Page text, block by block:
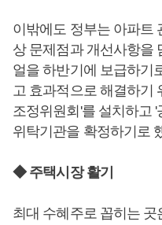
이밖에도 정부는 아파트
상 문제점과 개선사항을
얼을 하반기에 보급하기
고 효과적으로 해결하기
조정위원회'를 설치하고
위탁기관을 확정하기로
◆ 주택시장 활기
최대 수혜주로 꼽히는